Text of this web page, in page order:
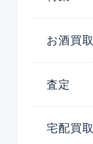
お酒買取
査定
宅配買取